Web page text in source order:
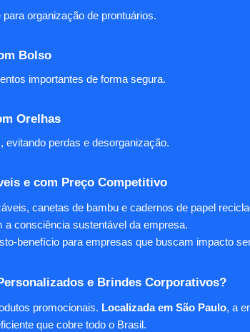
organização de prontuários.
Bolso
importantes de forma segura.
Orelhas
perdas e desorganização.
e com Preço Competitivo
canetas de bambu e cadernos de papel
a consciência sustentável da empresa.
benefício para empresas que buscam impacto
e Brindes Corporativos?
promocionais. Localizada em São Paulo, a
que cobre todo o Brasil.